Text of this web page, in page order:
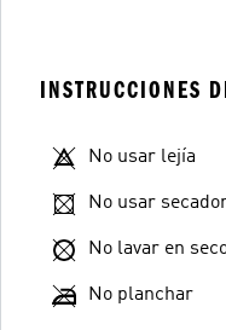
INSTRUCCIONES
No usar lejía
No usar
No lavar en
No planchar